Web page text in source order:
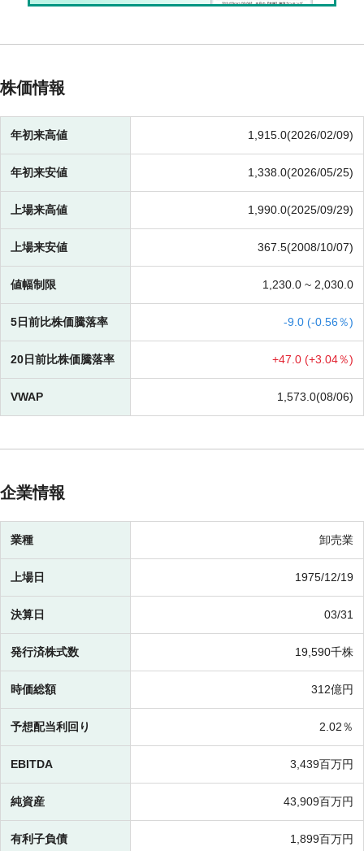
株価情報
年初来高値 1,915.0(2026/02/09)
年初来安値 1,338.0(2026/05/25)
上場来高値 1,990.0(2025/09/29)
上場来安値 367.5(2008/10/07)
値幅制限 1,230.0 ~ 2,030.0
5日前比株価騰落率 -9.0 (-0.56％)
20日前比株価騰落率 +47.0 (+3.04％)
VWAP 1,573.0(08/06)
企業情報
業種 卸売業
上場日 1975/12/19
決算日 03/31
発行済株式数 19,590千株
時価総額 312億円
予想配当利回り 2.02％
EBITDA 3,439百万円
純資産 43,909百万円
有利子負債 1,899百万円